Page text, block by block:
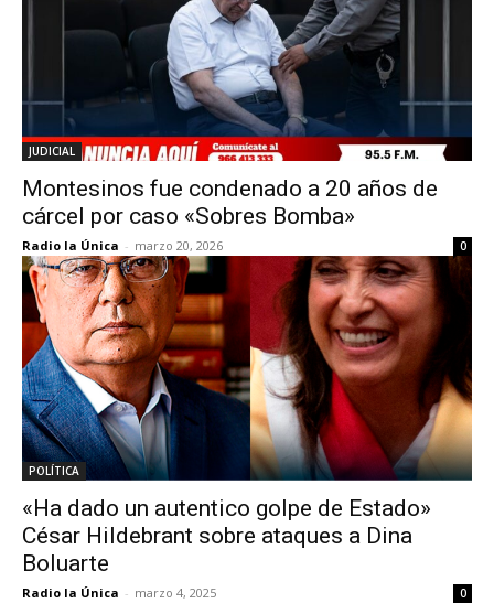
JUDICIAL
Montesinos fue condenado a 20 años de
cárcel por caso «Sobres Bomba»
Radio la Única - marzo 20, 2026 0
POLÍTICA
«Ha dado un autentico golpe de Estado»
César Hildebrant sobre ataques a Dina
Boluarte
Radio la Única - marzo 4, 2025 0